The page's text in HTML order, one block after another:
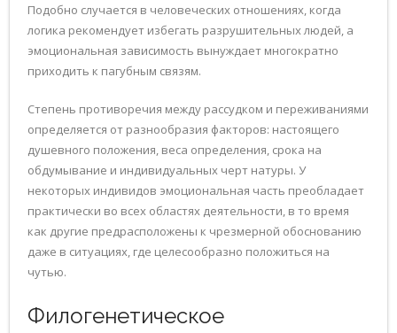
Подобно случается в человеческих отношениях, когда
логика рекомендует избегать разрушительных людей, а
эмоциональная зависимость вынуждает многократно
приходить к пагубным связям.
Степень противоречия между рассудком и переживаниями
определяется от разнообразия факторов: настоящего
душевного положения, веса определения, срока на
обдумывание и индивидуальных черт натуры. У
некоторых индивидов эмоциональная часть преобладает
практически во всех областях деятельности, в то время
как другие предрасположены к чрезмерной обоснованию
даже в ситуациях, где целесообразно положиться на
чутью.
Филогенетическое